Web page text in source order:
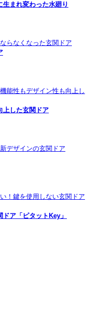
まれ変わった水廻り
上した玄関ドア
ア「ピタットKey」